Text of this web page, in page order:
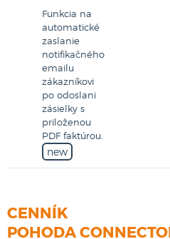
Funkcia na
automatické
zaslanie
notifikačného
emailu
zákazníkovi
po odoslani
zásielky s
priloženou
PDF faktúrou.
new
CENNÍK
POHODA